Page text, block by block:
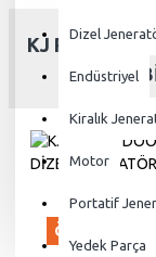
Dizel
Endüstriyel
Kiralık
Motor
Portatif
Yedek Parça
KJ POWER
ÖN SIPARIŞ